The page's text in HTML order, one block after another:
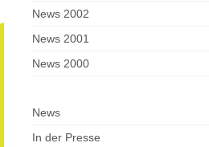
News 2002
News 2001
News 2000
News
In der Presse